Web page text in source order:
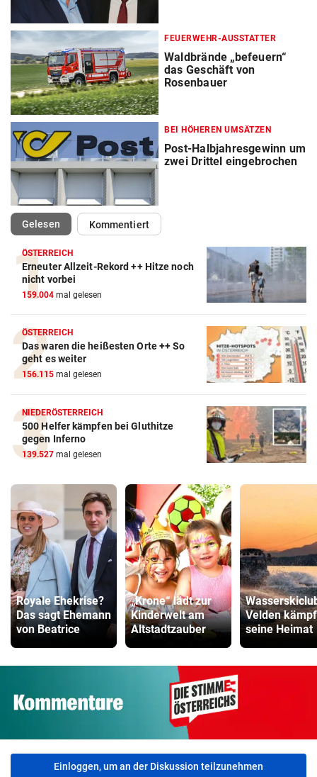
FEUERWEHR-AUSSTATTER
Waldbrände „befeuern“
das Geschäft von
Rosenbauer
BEI HÖHEREN UMSÄTZEN
Post-Halbjahresgewinn um
zwei Drittel eingebrochen
Gelesen(ausgewählt)Kommentiert
ÖSTERREICH
Erneuter Allzeit-Rekord ++ Hitze noch
nicht vorbei
159.004 mal gelesen
ÖSTERREICH
Das waren die heißesten Orte ++ So
geht es weiter
156.115 mal gelesen
NIEDERÖSTERREICH
500 Helfer kämpfen bei Gluthitze
gegen Inferno
139.527 mal gelesen
Royale Ehekrise?
Das sagt Ehemann
von Beatrice
„Krone“ lädt zur
Kinderwelt am
Altstadtzauber
Velden
seine Heimat
Einloggen, um an der Diskussion teilzunehmen